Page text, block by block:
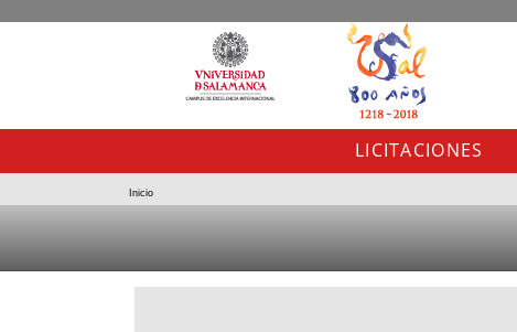
LICITACIONES
Inicio